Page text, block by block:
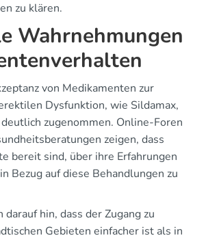
zu klären.
Wahrnehmungen
von Medikamenten zur
Dysfunktion, wie Sildamax,
zugenommen. Online-Foren
zeigen, dass
bereit sind, über ihre Erfahrungen
Bezug auf diese Behandlungen zu
hin, dass der Zugang zu
Gebieten einfacher ist als in